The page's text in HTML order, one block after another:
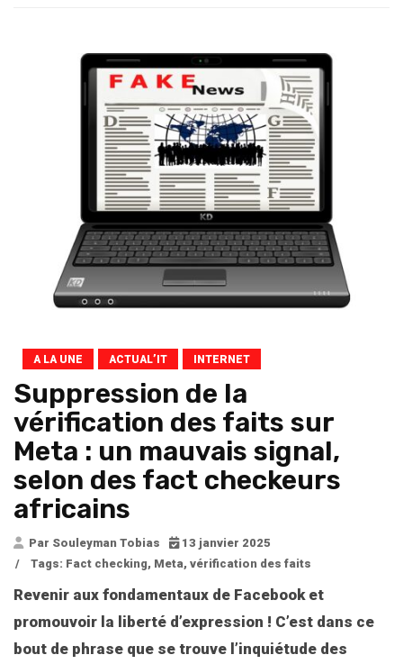
A LA UNE ACTUAL’IT INTERNET
Suppression de la
vérification des faits sur
Meta : un mauvais signal,
selon des fact checkeurs
africains
Par Souleyman Tobias
13 janvier 2025
/
Tags: Fact checking, Meta, vérification des faits
Revenir aux fondamentaux de Facebook et
promouvoir la liberté d’expression ! C’est dans ce
bout de phrase que se trouve l’inquiétude des